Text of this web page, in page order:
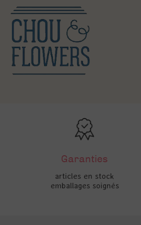
Garanties
articles en stock
emballages soignés